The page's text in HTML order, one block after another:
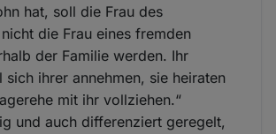
hat, soll die Frau des
die Frau eines fremden
der Familie werden. Ihr
sich ihrer annehmen, sie heiraten
mit ihr vollziehen.“
und auch differenziert geregelt,